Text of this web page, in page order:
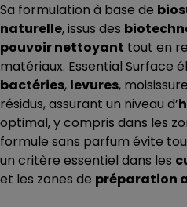
Sa formulation à base de
naturelle, issus des
pouvoir nettoyant tout en
matériaux. Essential Surface
bactéries, levures,
résidus, assurant un niveau d’
optimal, y compris dans les
formule sans parfum évite
un critère essentiel dans les
et les zones de préparation